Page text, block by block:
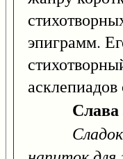
эпиграмм.
асклепиадов